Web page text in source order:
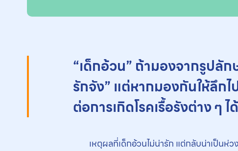
“เด็กอ้วน” ถ้ามองจากรูปลั
รักจัง” แต่หากมองกันให้ลึก
ต่อการเกิดโรคเรื้อรังต่าง ๆ ได้
เหตุผลที่เด็กอ้วนไม่น่ารัก แต่กลับน่าเป็นห่